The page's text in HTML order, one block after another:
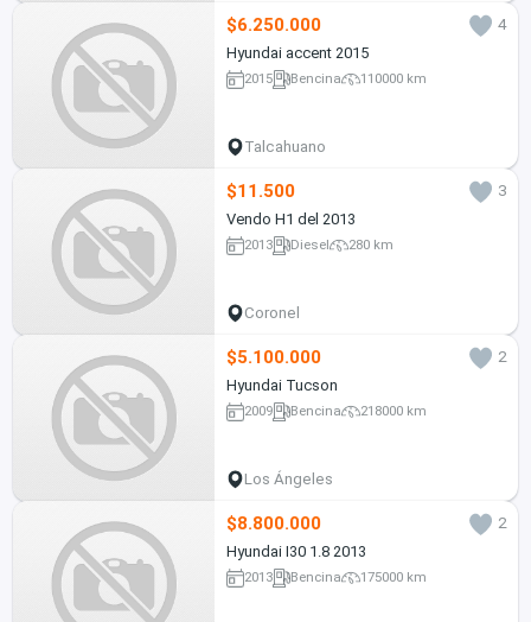
$6.250.000
4
Hyundai accent 2015
2015 Bencina 110000 km
Talcahuano
$11.500
3
Vendo H1 del 2013
2013 Diesel 280 km
Coronel
$5.100.000
2
Hyundai Tucson
2009 Bencina 218000 km
Los Ángeles
$8.800.000
2
Hyundai I30 1.8 2013
2013 Bencina 175000 km